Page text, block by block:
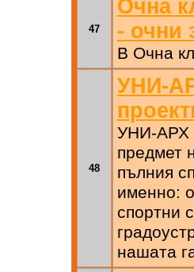
47
Очна
- очни
В Очна
48
УНИ-
УНИ-АРХ
предмет
пълния
именно:
спортни
нашата